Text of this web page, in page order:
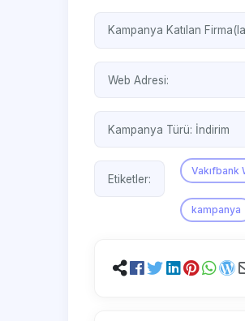
Kampanya Katılan
Web Adresi:
Kampanya Türü: İndirim
Etiketler:
Vakıfbank
kampanya